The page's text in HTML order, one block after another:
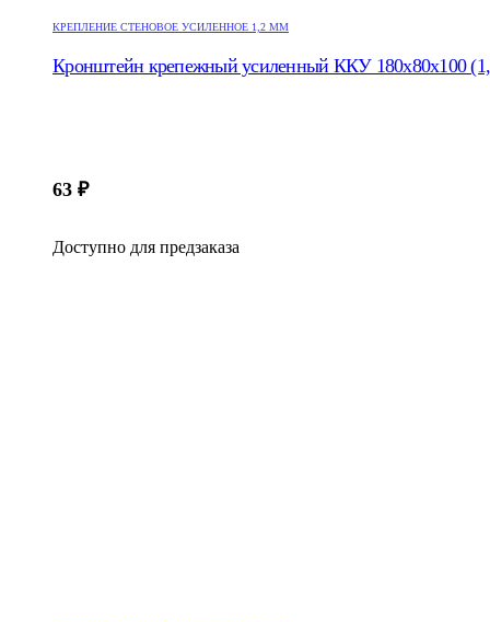
КРЕПЛЕНИЕ СТЕНОВОЕ УСИЛЕННОЕ 1,2 ММ
Кронштейн крепежный усиленный ККУ 180х80х100
63 ₽
Доступно для предзаказа